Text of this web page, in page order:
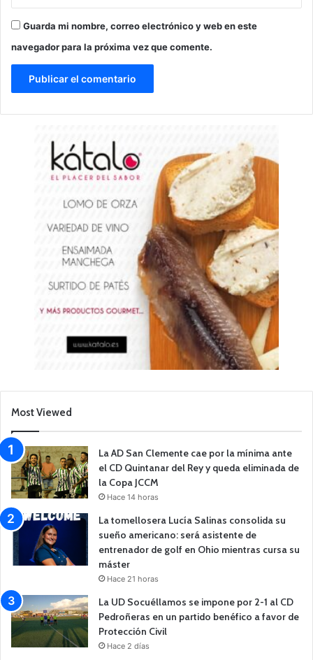
Guarda mi nombre, correo electrónico y web en este
navegador para la próxima vez que comente.
Most Viewed
La AD San Clemente cae por la mínima ante
el CD Quintanar del Rey y queda eliminada de
la Copa JCCM
Hace 14 horas
La tomellosera Lucía Salinas consolida su
sueño americano: será asistente de
entrenador de golf en Ohio mientras cursa su
máster
Hace 21 horas
La UD Socuéllamos se impone por 2-1 al CD
Pedroñeras en un partido benéfico a favor de
Protección Civil
Hace 2 días